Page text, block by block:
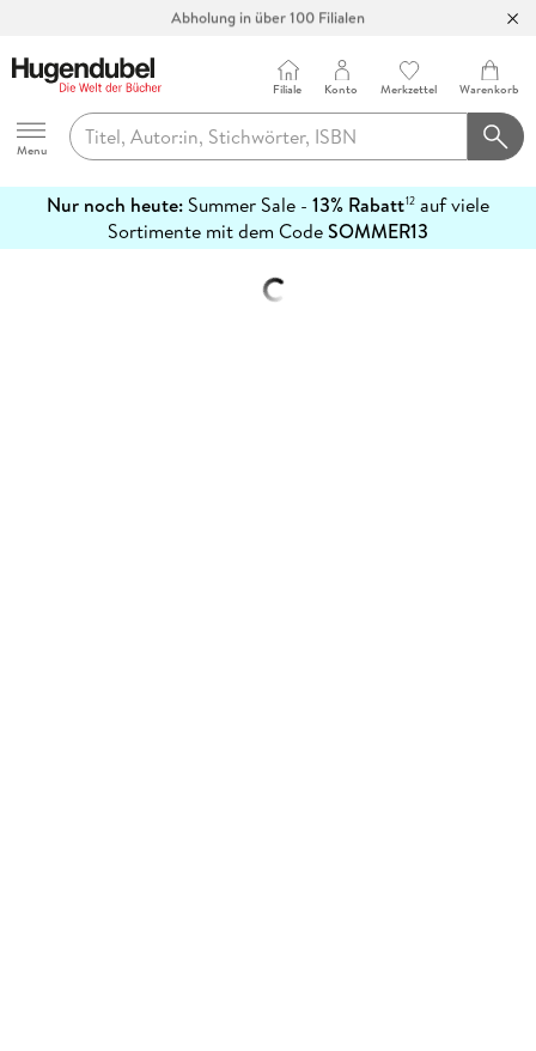
Abholung in über 100 Filialen
Hugendubel
Menu
Filiale Konto Merkzettel Warenkorb
Nur noch heute: Summer Sale - 13% Rabatt12 auf viele
Sortimente mit dem CodeSOMMER13
erfahren